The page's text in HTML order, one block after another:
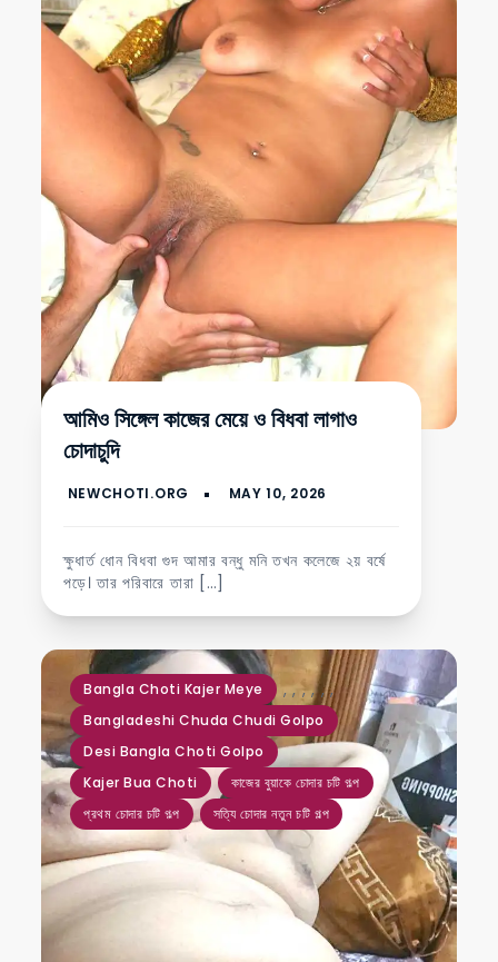
আমিও সিঙ্গেল কাজের মেয়ে ও বিধবা লাগাও
চোদাচুদি
ক্ষুধার্ত ধোন বিধবা গুদ আমার বন্ধু মনি তখন কলেজে ২য় বর্ষে
পড়ে। তার পরিবারে তারা […]
Bangla Choti Kajer Meye ,
Bangladeshi Chuda Chudi Golpo
,
Desi Bangla Choti Golpo
,
Kajer Bua Choti
,
কাজের বুয়াকে চোদার চটি গল্প
,
প্রথম চোদার চটি গল্প
,
সত্যি চোদার নতুন চটি গল্প